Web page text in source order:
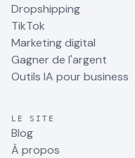
Dropshipping
TikTok
Marketing digital
Gagner de l'argent
Outils IA pour business
LE SITE
Blog
À propos